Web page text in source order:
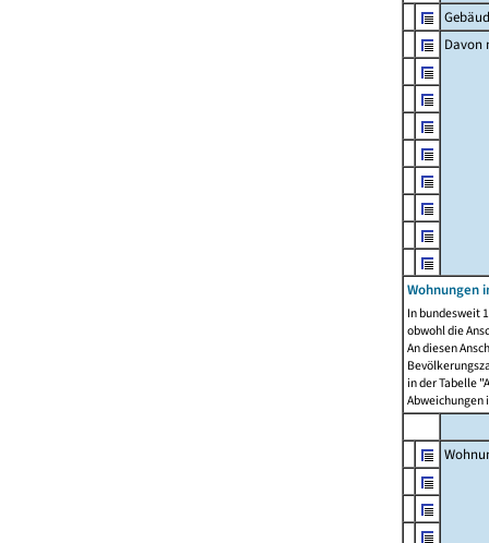
Davon
Wohnungen
In bundesweit
obwohl die
An diesen
in der Tabelle
Abweichungen